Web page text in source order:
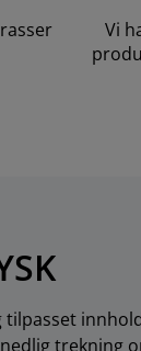
Vi
trekning